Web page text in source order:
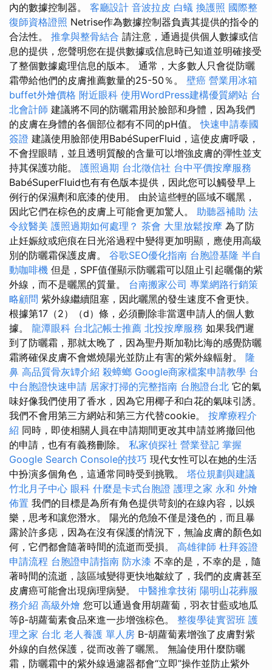
內的數據控制器。 客廳設計 音波拉皮 白蟻 換護照 國際整
復師資格證照 Netrise作為數據控制器負責其提供的指令的
合法性。 推拿與整骨結合 請注意，通過提供個人數據或信
息的提供，您聲明您在提供數據或信息時已知道並明確接受
了整個數據處理信息的版本。 通常，大多數人只會從防曬
霜帶給他們的皮膚推薦數量的25-50％。 壁癌 營業用冰箱
buffet外燴價格 附近眼科 使用WordPress建構優質網站 台
北會計師 建議將不同的防曬霜用於臉部和身體，因為我們
的皮膚在身體的各個部位都有不同的pH值。快速申請泰國
簽證 建議使用臉部使用BabéSuperFluid，這使皮膚呼吸，
不會捏眼睛，並且透明質酸的含量可以增強皮膚的彈性並支
持其保護功能。 護照過期 台北徵信社 台中平價按摩服務
BabéSuperFluid也有有色版本提供，因此您可以觸發早上
例行的保濕劑和底漆的使用。 由於這些輕的區域不曬黑，
因此它們在棕色的皮膚上可能會更加驚人。 助聽器補助 法
令紋醫美 護照過期如何處理？ 茶會 大里放鬆按摩 為了防
止妊娠紋或疤痕在日光浴過程中變得更加明顯，應使用高級
別的防曬霜保護皮膚。 谷歌SEO優化指南 台胞證基隆 半自
動咖啡機 但是，SPF值僅顯示防曬霜可以阻止引起曬傷的紫
外線，而不是曬黑的質量。 台南搬家公司 專業網路行銷策
略顧問 紫外線繼續阻塞，因此曬黑的發生速度不會更快。
根據第17（2）（d）條，必須刪除非當選申請人的個人數
據。 龍潭眼科 台北記帳士推薦 北投按摩服務 如果我們遲
到了防曬霜，那就太晚了，因為聖丹斯加勒比海的感覺防曬
霜將確保皮膚不會燃燒陽光並防止有害的紫外線輻射。 隆
鼻 高品質骨灰罈介紹 殺蟑螂 Google商家檔案申請教學 台
中台胞證快速申請 居家打掃的完整指南 台胞證台北 它的氣
味好像我們使用了香水，因為它用椰子和白花的氣味引誘。
我們不會用第三方網站和第三方代替cookie。 按摩療程介
紹 同時，即使相關人員在申請期間更改其申請並將撤回他
的申請，也有有義務刪除。 私家偵探社 營業登記 掌握
Google Search Console的技巧 現代女性可以在她的生活
中扮演多個角色，這通常同時受到挑戰。 塔位規劃與建議
竹北月子中心 眼科 什麼是卡式台胞證 護理之家 永和 外燴
佈置 我們的目標是為所有角色提供苛刻的在線內容，以娛
樂，思考和讓您潛水。 陽光的危險不僅是淺色的，而且暴
露於許多痣，因為在沒有保護的情況下，無論皮膚的顏色如
何，它們都會隨著時間的流逝而受損。 高雄律師 杜拜簽證
申請流程 台胞證申請指南 防水漆 不幸的是，不幸的是，隨
著時間的流逝，該區域變得更快地皺紋了，我們的皮膚甚至
皮膚癌可能會出現病理病變。 中醫推拿技術 陽明山花葬服
務介紹 高級外燴 您可以通過食用胡蘿蔔，羽衣甘藍或地瓜
等β-胡蘿蔔素食品來進一步增強棕色。 整復學徒實習班 護
理之家 台北 老人養護 單人房 Β-胡蘿蔔素增強了皮膚對紫
外線的自然保護，從而改善了曬黑。 無論使用什麼防曬
霜，防曬霜中的紫外線過濾器都會“立即”操作並防止紫外